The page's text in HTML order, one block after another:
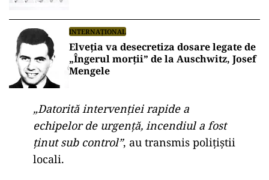
INTERNAȚIONAL
Elveția va desecretiza dosare legate de
„Îngerul morții” de la Auschwitz, Josef
Mengele
„Datorită intervenției rapide a
echipelor de urgență, incendiul a fost
ținut sub control”, au transmis polițiștii
locali.